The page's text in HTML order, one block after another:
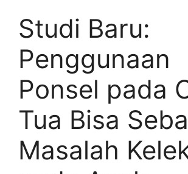
Studi Baru:
Penggunaan
Ponsel pada
Tua Bisa
Masalah